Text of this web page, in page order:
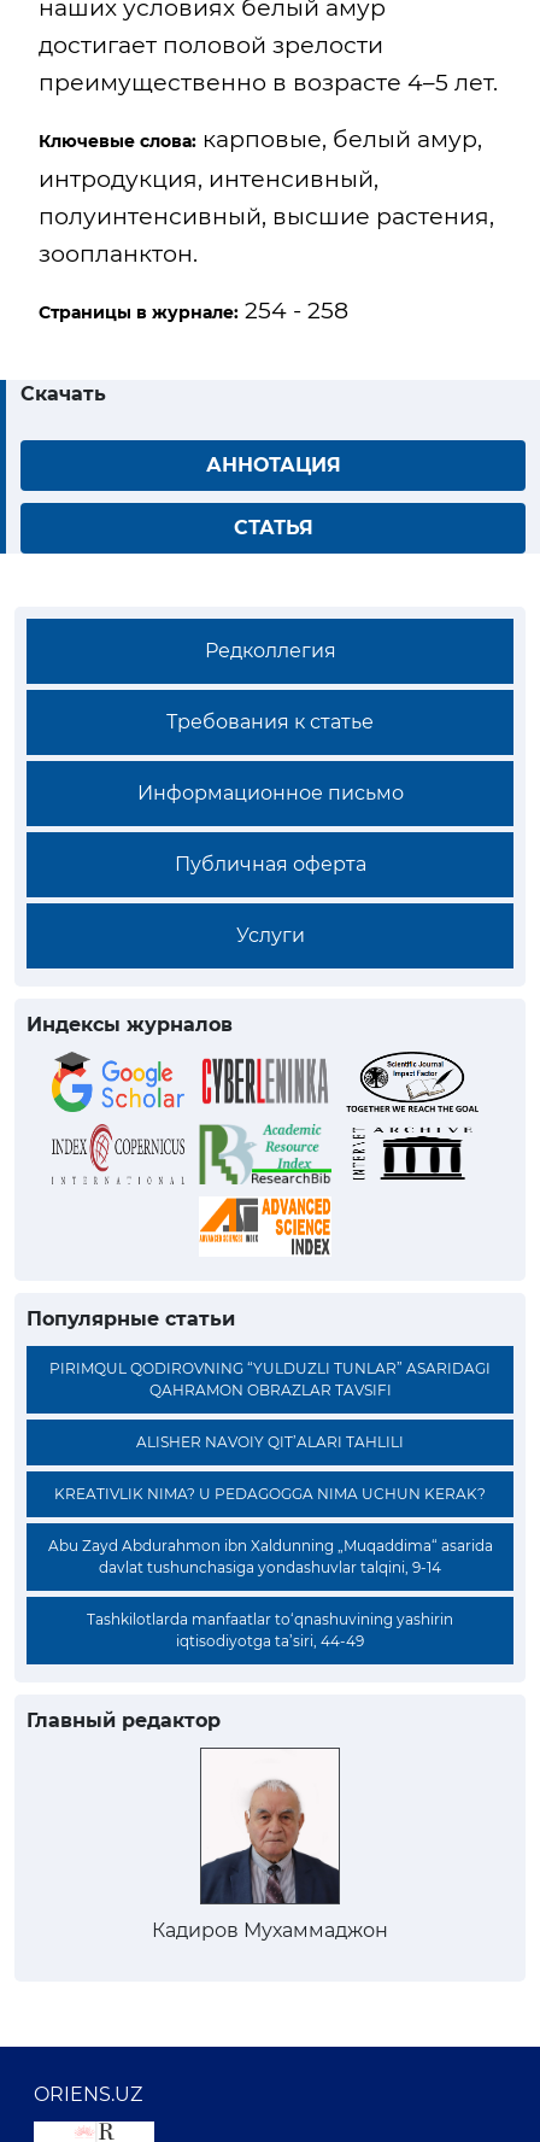
наших условиях белый амур
достигает половой зрелости
преимущественно в возрасте 4–5 лет.
Ключевые слова: карповые, белый амур,
интродукция, интенсивный,
полуинтенсивный, высшие растения,
зоопланктон.
Страницы в журнале: 254 - 258
Скачать
АННОТАЦИЯ
СТАТЬЯ
Редколлегия
Требования к статье
Информационное письмо
Публичная оферта
Услуги
Индексы журналов
Популярные статьи
PIRIMQUL QODIROVNING “YULDUZLI TUNLAR” ASARIDAGI
QAHRAMON OBRAZLAR TAVSIFI
ALISHER NAVOIY QIT’ALARI TAHLILI
KREATIVLIK NIMA? U PEDAGOGGA NIMA UCHUN KERAK?
Abu Zayd Abdurahmon ibn Xaldunning „Muqaddima“ asarida
davlat tushunchasiga yondashuvlar talqini, 9-14
Tashkilotlarda manfaatlar to‘qnashuvining yashirin
iqtisodiyotga ta’siri, 44-49
Главный редактор
Кадиров Мухаммаджон
ORIENS.UZ